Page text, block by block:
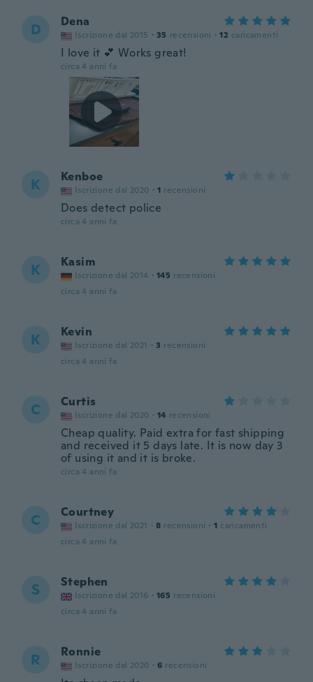
D Dena
Iscrizione dal 2015 · 35 recensioni · 12 caricamenti
I love it 💕 Works great!
circa 4 anni fa
K Kenboe
Iscrizione dal 2020 · 1 recensioni
Does detect police
circa 4 anni fa
K Kasim
Iscrizione dal 2014 · 145 recensioni
circa 4 anni fa
K Kevin
Iscrizione dal 2021 · 3 recensioni
circa 4 anni fa
C Curtis
Iscrizione dal 2020 · 14 recensioni
Cheap quality. Paid extra for fast shipping
and received it 5 days late. It is now day 3
of using it and it is broke.
circa 4 anni fa
C Courtney
Iscrizione dal 2021 · 8 recensioni · 1 caricamenti
circa 4 anni fa
S Stephen
Iscrizione dal 2016 · 165 recensioni
circa 4 anni fa
R Ronnie
Iscrizione dal 2020 · 6 recensioni